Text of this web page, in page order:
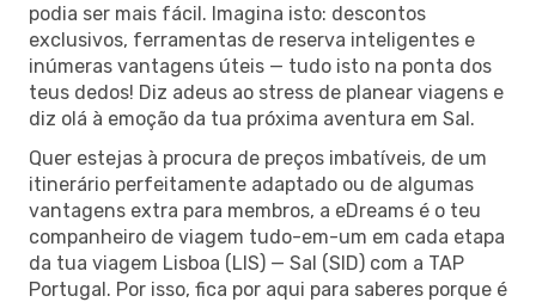
podia ser mais fácil. Imagina isto: descontos
exclusivos, ferramentas de reserva inteligentes e
inúmeras vantagens úteis — tudo isto na ponta dos
teus dedos! Diz adeus ao stress de planear viagens e
diz olá à emoção da tua próxima aventura em Sal.
Quer estejas à procura de preços imbatíveis, de um
itinerário perfeitamente adaptado ou de algumas
vantagens extra para membros, a eDreams é o teu
companheiro de viagem tudo-em-um em cada etapa
da tua viagem Lisboa (LIS) — Sal (SID) com a TAP
Portugal. Por isso, fica por aqui para saberes porque é